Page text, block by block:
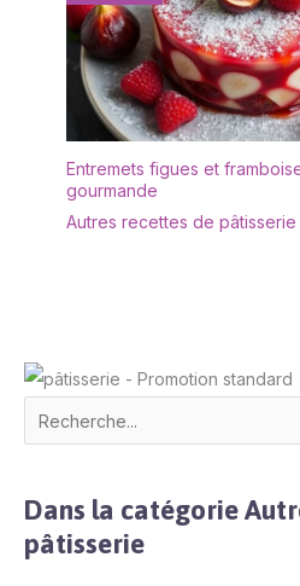
Nous
est
haute
non
Entremets figues et
gourmande
Autres recettes de pâtisserie
Dans la catégorie
pâtisserie